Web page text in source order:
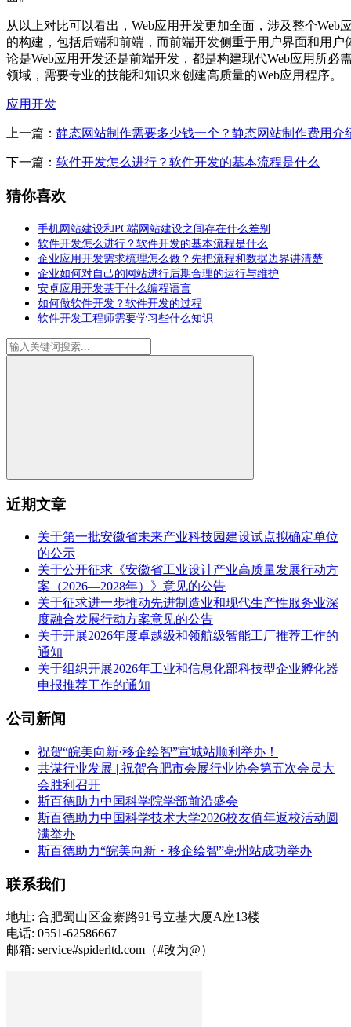
从以上对比可以看出，Web应用开发更加全面，涉及整个Web
的构建，包括后端和前端，而前端开发侧重于用户界面和用户
论是Web应用开发还是前端开发，都是构建现代Web应用所必
领域，需要专业的技能和知识来创建高质量的Web应用程序。
应用开发
上一篇： 静态网站制作需要多少钱一个？静态网站制作费用介
下一篇： 软件开发怎么进行？软件开发的基本流程是什么
猜你喜欢
手机网站建设和PC端网站建设之间存在什么差别
软件开发怎么进行？软件开发的基本流程是什么
企业应用开发需求梳理怎么做？先把流程和数据边界讲清楚
企业如何对自己的网站进行后期合理的运行与维护
安卓应用开发基于什么编程语言
如何做软件开发？软件开发的过程
软件开发工程师需要学习些什么知识
近期文章
关于第一批安徽省未来产业科技园建设试点拟确定单位
的公示
关于公开征求《安徽省工业设计产业高质量发展行动方
案（2026—2028年）》意见的公告
关于征求进一步推动先进制造业和现代生产性服务业深
度融合发展行动方案意见的公告
关于开展2026年度卓越级和领航级智能工厂推荐工作的
通知
关于组织开展2026年工业和信息化部科技型企业孵化器
申报推荐工作的通知
公司新闻
祝贺“皖美向新·移企绘智”宣城站顺利举办！
共谋行业发展 | 祝贺合肥市会展行业协会第五次会员大
会胜利召开
斯百德助力中国科学院学部前沿盛会
斯百德助力中国科学技术大学2026校友值年返校活动圆
满举办
斯百德助力“皖美向新・移企绘智”亳州站成功举办
联系我们
地址: 合肥蜀山区金寨路91号立基大厦A座13楼
电话: 0551-62586667
邮箱: service#spiderltd.com（#改为@）